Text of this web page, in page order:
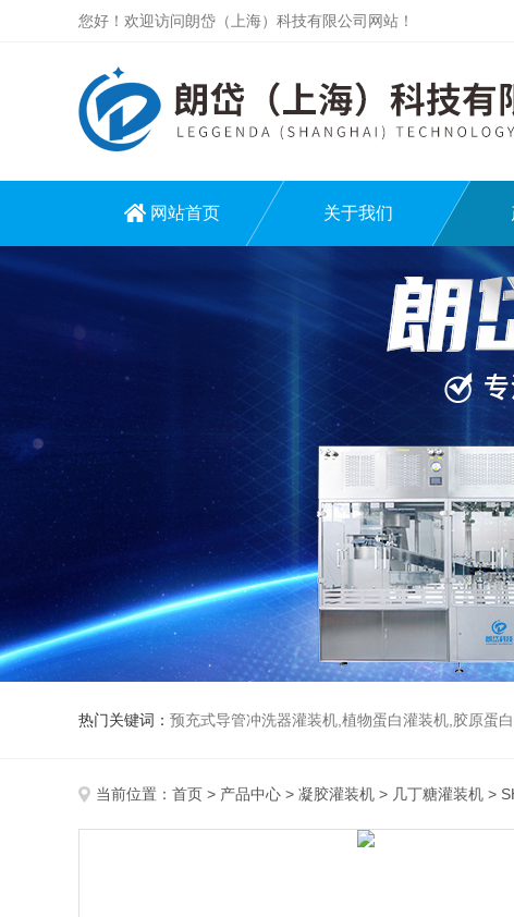
您好！欢迎访问朗岱（上海）科技有限公司网站！
网站首页 关于我们
热门关键词： 预充式导管冲洗器灌装机,植物蛋白灌装机,胶原蛋
当前位置： 首页 > 产品中心 > 凝胶灌装机 > 几丁糖灌装机 >